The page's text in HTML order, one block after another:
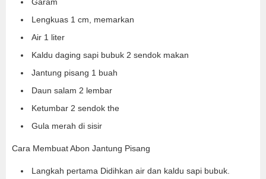
Garam
Lengkuas 1 cm, memarkan
Air 1 liter
Kaldu daging sapi bubuk 2 sendok makan
Jantung pisang 1 buah
Daun salam 2 lembar
Ketumbar 2 sendok the
Gula merah di sisir
Cara Membuat Abon Jantung Pisang
Langkah pertama Didihkan air dan kaldu sapi bubuk.